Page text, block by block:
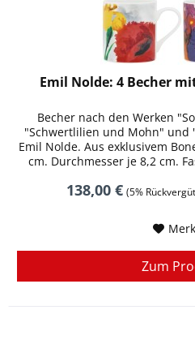
Emil Nolde: 4 Becher
Becher nach den Werken
"Schwertlilien und Mohn" und
Emil Nolde. Aus exklusivem
cm. Durchmesser je 8,2 cm.
138,00 € (5%
Zum